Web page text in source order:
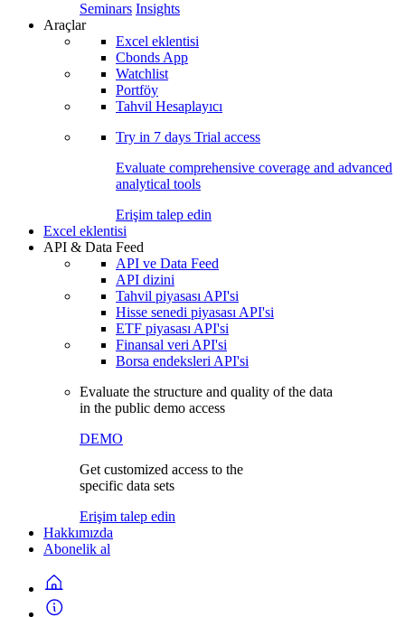
Seminars Insights
Araçlar
Excel eklentisi
Cbonds App
Watchlist
Portföy
Tahvil Hesaplayıcı
Try in 7 days Trial access
Evaluate comprehensive coverage and advanced
analytical tools
Erişim talep edin
Excel eklentisi
API & Data Feed
API ve Data Feed
API dizini
Tahvil piyasası API'si
Hisse senedi piyasası API'si
ETF piyasası API'si
Finansal veri API'si
Borsa endeksleri API'si
Evaluate the structure and quality of the data
in the public demo access
DEMO
Get customized access to the
specific data sets
Erişim talep edin
Hakkımızda
Abonelik al